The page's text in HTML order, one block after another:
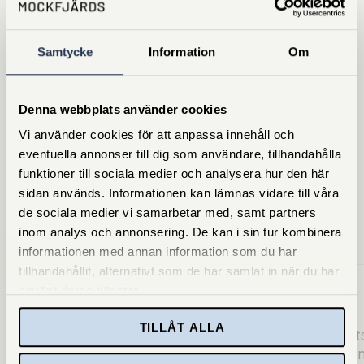
Samtycke Information Om
Denna webbplats använder cookies
Vi använder cookies för att anpassa innehåll och
eventuella annonser till dig som användare, tillhandahålla
funktioner till sociala medier och analysera hur den här
sidan används. Informationen kan lämnas vidare till våra
de sociala medier vi samarbetar med, samt partners
inom analys och annonsering. De kan i sin tur kombinera
informationen med annan information som du har
tillhandahållit, alternativt som de har samlat in när du har
TILLÅT ALLA
Så här säger våra kunder
Vi har genomfört över 100 000 fönsterbyten. Här är några
röster från kunderna.
Jag är mycket nöjd med så fina
fönster Ett extra tack till montörerna
Kom på
snabb